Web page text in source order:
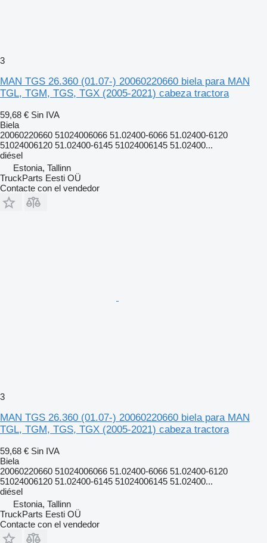
3
MAN TGS 26.360 (01.07-) 20060220660 biela para MAN
TGL, TGM, TGS, TGX (2005-2021) cabeza tractora
59,68 € Sin IVA
Biela
20060220660 51024006066 51.02400-6066 51.02400-6120
51024006120 51.02400-6145 51024006145 51.02400...
diésel
Estonia, Tallinn
TruckParts Eesti OÜ
Contacte con el vendedor
3
MAN TGS 26.360 (01.07-) 20060220660 biela para MAN
TGL, TGM, TGS, TGX (2005-2021) cabeza tractora
59,68 € Sin IVA
Biela
20060220660 51024006066 51.02400-6066 51.02400-6120
51024006120 51.02400-6145 51024006145 51.02400...
diésel
Estonia, Tallinn
TruckParts Eesti OÜ
Contacte con el vendedor